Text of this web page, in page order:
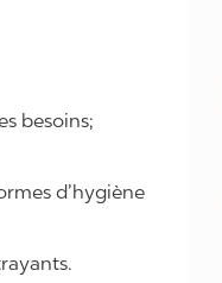
besoins;
d’hygiène